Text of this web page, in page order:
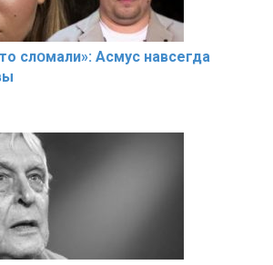
слօмали»: Асмус навсегда